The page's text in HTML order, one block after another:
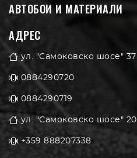
АВТОБОИ И МАТЕРИАЛИ
АДРЕС
ул. "Самоковско шосе" 37
0884290720
0884290719
ул. "Самоковско шосе" 20
+359 888207338